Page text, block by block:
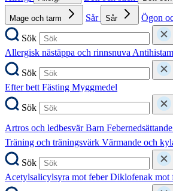
Mage och tarm Sår Sår Ögon
Sök
Allergisk nästäppa och rinnsnuva
Sök
Efter bett Fästing Myggmedel
Sök
Artros och ledbesvärBarn Febernedsättande
Träning och träningsvärk Värmande och
Sök
Acetylsalicylsyra mot feberDiklofenak mot